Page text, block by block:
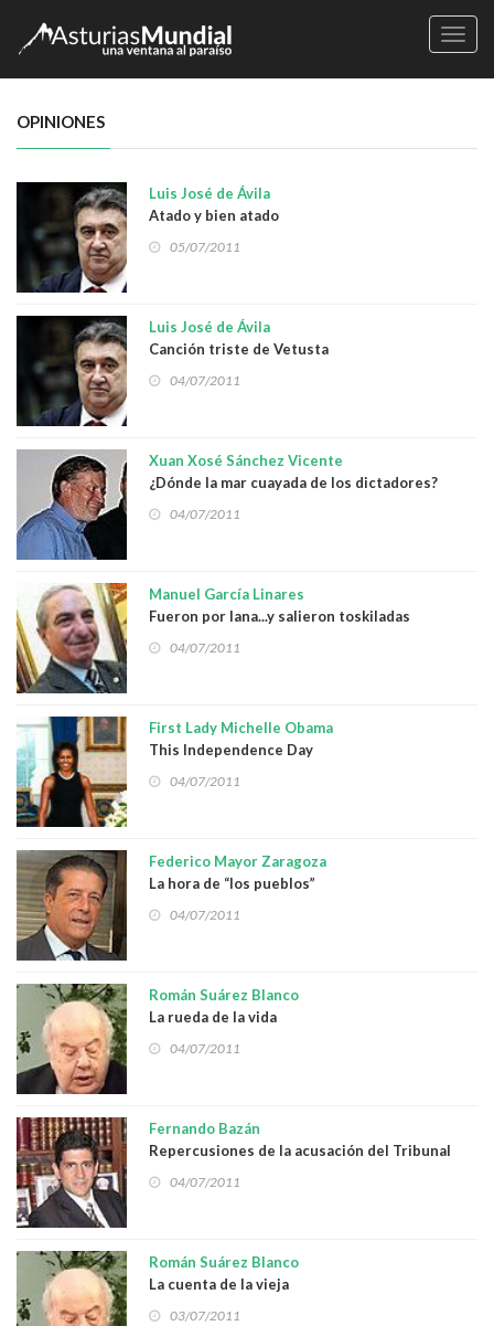
OPINIONES
Luis José de Ávila
Atado y bien atado
05/07/2011
Luis José de Ávila
Canción triste de Vetusta
04/07/2011
Xuan Xosé Sánchez Vicente
¿Dónde la mar cuayada de los dictadores?
04/07/2011
Manuel García Linares
Fueron por lana...y salieron toskiladas
04/07/2011
First Lady Michelle Obama
This Independence Day
04/07/2011
Federico Mayor Zaragoza
La hora de “los pueblos”
04/07/2011
Román Suárez Blanco
La rueda de la vida
04/07/2011
Fernando Bazán
Repercusiones de la acusación del Tribunal
Especial para Líbano
04/07/2011
Román Suárez Blanco
La cuenta de la vieja
03/07/2011